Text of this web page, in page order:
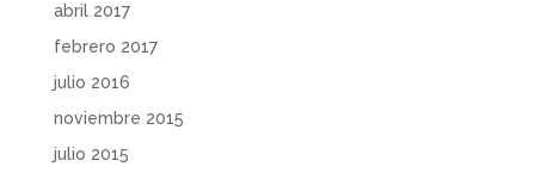
abril 2017
febrero 2017
julio 2016
noviembre 2015
julio 2015